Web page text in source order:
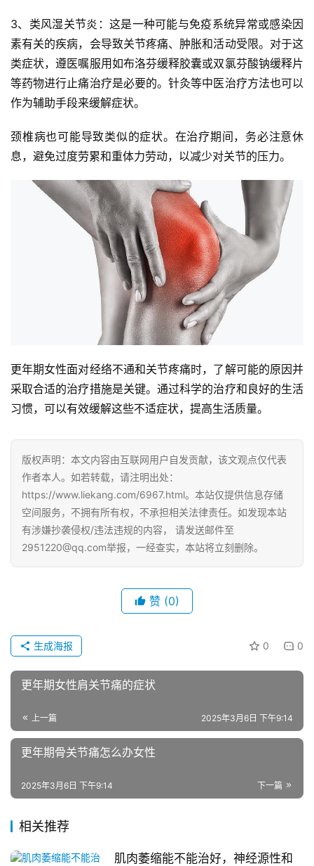
3、类风湿关节炎：这是一种可能与免疫系统异常或感染因
素有关的疾病，会导致关节疼痛、肿胀和活动受限。对于这
类症状，遵医嘱服用如布洛芬缓释胶囊或双氯芬酸钠缓释片
等药物进行止痛治疗是必要的。针灸等中医治疗方法也可以
作为辅助手段来缓解症状。
颈椎病也可能导致类似的症状。在治疗期间，务必注意休
息，避免过度劳累和重体力劳动，以减少对关节的压力。
更年期女性面对经络不通和关节疼痛时，了解可能的原因并
采取合适的治疗措施是关键。通过科学的治疗和良好的生活
习惯，可以有效缓解这些不适症状，提高生活质量。
版权声明：本文内容由互联网用户自发贡献，该文观点仅代表
作者本人。如若转载，请注明出处：
https://www.liekang.com/6967.html。本站仅提供信息存储
空间服务，不拥有所有权，不承担相关法律责任。如发现本站
有涉嫌抄袭侵权/违法违规的内容， 请发送邮件至
2951220@qq.com举报，一经查实，本站将立刻删除。
赞 (0)
0 0
生成海报
更年期女性肩关节痛的症状
上一篇 2025年3月6日 下午9:14
更年期骨关节痛怎么办女性
下一篇
2025年3月6日 下午9:14
相关推荐
肌肉萎缩能不能治好，神经源性和